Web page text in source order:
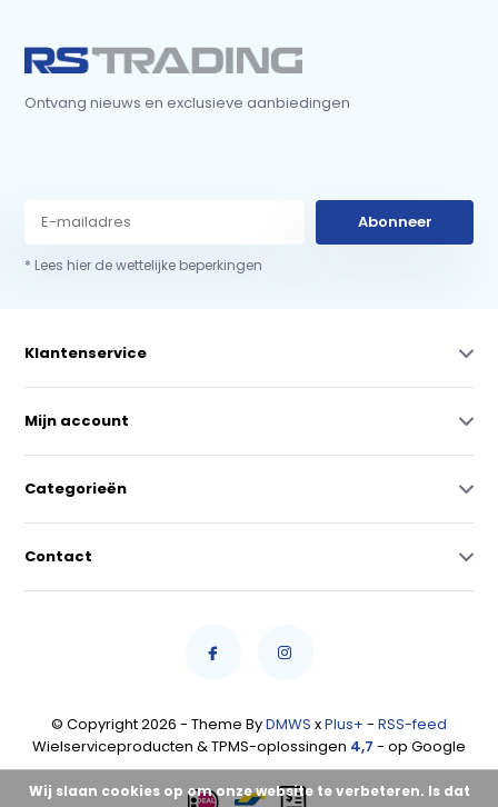
Ontvang nieuws en exclusieve aanbiedingen
Abonneer
* Lees hier de wettelijke beperkingen
Klantenservice
Mijn account
Categorieën
Contact
© Copyright 2026 - Theme ByDMWS xPlus+ - RSS-feed
Wielserviceproducten & TPMS-oplossingen 4,7 - op Google
Wij slaan cookies op om onze website te verbeteren. Is dat